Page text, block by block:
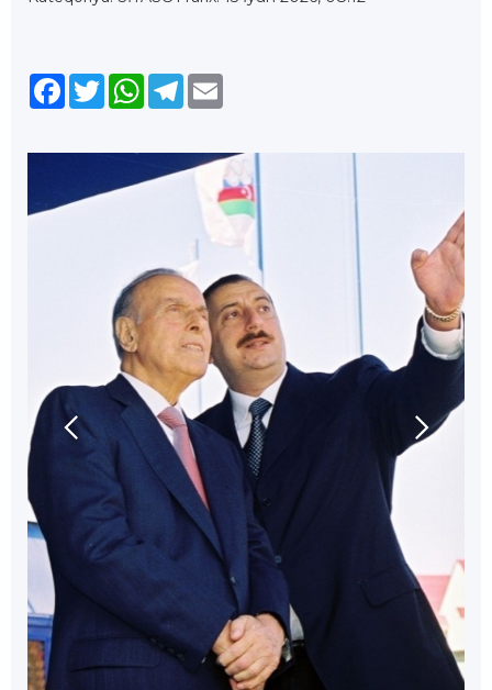
Facebook
TwitterWhatsApp
Telegram